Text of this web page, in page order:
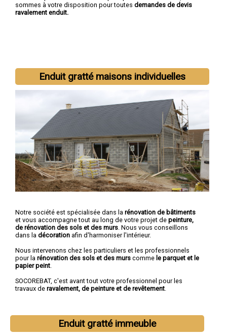
sommes à votre disposition pour toutes demandes de devis
ravalement enduit.
Enduit gratté maisons individuelles
Notre société est spécialisée dans la rénovation de bâtiments
et vous accompagne tout au long de votre projet de peinture,
de rénovation des sols et des murs . Nous vous conseillons
dans la décoration afin d'harmoniser l'intérieur.
Nous intervenons chez les particuliers et les professionnels
pour la rénovation des sols et des murs comme le parquet et le
papier peint
SOCOREBAT, c'est avant tout votre professionnel pour les
travaux de ravalement, de peinture et de revêtement
Enduit gratté immeuble